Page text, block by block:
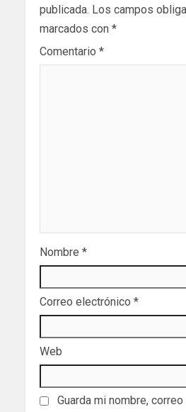
publicada. Los campos
marcados con *
Comentario *
Nombre *
Correo electrónico *
Web
Guarda mi nombre,